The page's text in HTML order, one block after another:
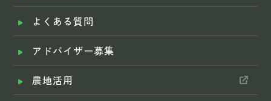
よくある質問
アドバイザー募集
農地活用